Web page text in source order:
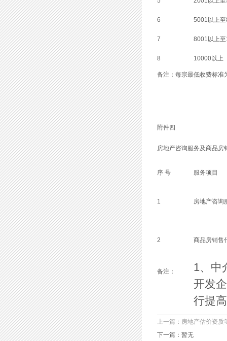
6 5001以上
7 8001以上
8 10000以上
备注：每宗最低收费标准
附件四
房地产咨询服务及商品房
序 号 服务项目
1 房地产咨询
2 商品房销售
备注：
1、中
开发
行提
上一篇：房地产估价资质
下一篇：暂无